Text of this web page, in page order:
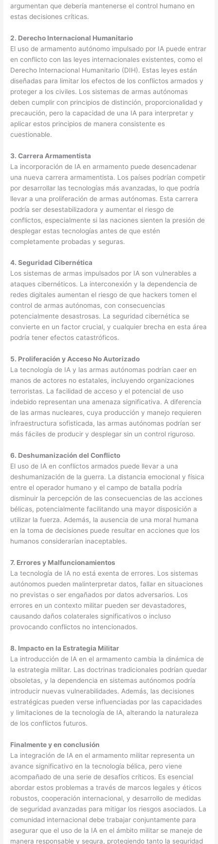
argumentan que debería mantenerse el control humano en
estas decisiones críticas.
2. Derecho Internacional Humanitario
El uso de armamento autónomo impulsado por IA puede entrar
en conflicto con las leyes internacionales existentes, como el
Derecho Internacional Humanitario (DIH). Estas leyes están
diseñadas para limitar los efectos de los conflictos armados y
proteger a los civiles. Los sistemas de armas autónomas
deben cumplir con principios de distinción, proporcionalidad y
precaución, pero la capacidad de una IA para interpretar y
aplicar estos principios de manera consistente es
cuestionable.
3. Carrera Armamentista
La incorporación de IA en armamento puede desencadenar
una nueva carrera armamentista. Los países podrían competir
por desarrollar las tecnologías más avanzadas, lo que podría
llevar a una proliferación de armas autónomas. Esta carrera
podría ser desestabilizadora y aumentar el riesgo de
conflictos, especialmente si las naciones sienten la presión de
desplegar estas tecnologías antes de que estén
completamente probadas y seguras.
4. Seguridad Cibernética
Los sistemas de armas impulsados por IA son vulnerables a
ataques cibernéticos. La interconexión y la dependencia de
redes digitales aumentan el riesgo de que hackers tomen el
control de armas autónomas, con consecuencias
potencialmente desastrosas. La seguridad cibernética se
convierte en un factor crucial, y cualquier brecha en esta área
podría tener efectos catastróficos.
5. Proliferación y Acceso No Autorizado
La tecnología de IA y las armas autónomas podrían caer en
manos de actores no estatales, incluyendo organizaciones
terroristas. La facilidad de acceso y el potencial de uso
indebido representan una amenaza significativa. A diferencia
de las armas nucleares, cuya producción y manejo requieren
infraestructura sofisticada, las armas autónomas podrían ser
más fáciles de producir y desplegar sin un control riguroso.
6. Deshumanización del Conflicto
El uso de IA en conflictos armados puede llevar a una
deshumanización de la guerra. La distancia emocional y física
entre el operador humano y el campo de batalla podría
disminuir la percepción de las consecuencias de las acciones
bélicas, potencialmente facilitando una mayor disposición a
utilizar la fuerza. Además, la ausencia de una moral humana
en la toma de decisiones puede resultar en acciones que los
humanos considerarían inaceptables.
7. Errores y Malfuncionamientos
La tecnología de IA no está exenta de errores. Los sistemas
autónomos pueden malinterpretar datos, fallar en situaciones
no previstas o ser engañados por datos adversarios. Los
errores en un contexto militar pueden ser devastadores,
causando daños colaterales significativos o incluso
provocando conflictos no intencionados.
8. Impacto en la Estrategia Militar
La introducción de IA en el armamento cambia la dinámica de
la estrategia militar. Las doctrinas tradicionales podrían quedar
obsoletas, y la dependencia en sistemas autónomos podría
introducir nuevas vulnerabilidades. Además, las decisiones
estratégicas pueden verse influenciadas por las capacidades
y limitaciones de la tecnología de IA, alterando la naturaleza
de los conflictos futuros.
Finalmente y en conclusión
La integración de IA en el armamento militar representa un
avance significativo en la tecnología bélica, pero viene
acompañado de una serie de desafíos críticos. Es esencial
abordar estos problemas a través de marcos legales y éticos
robustos, cooperación internacional, y desarrollo de medidas
de seguridad avanzadas para mitigar los riesgos asociados. La
comunidad internacional debe trabajar conjuntamente para
asegurar que el uso de la IA en el ámbito militar se maneje de
manera responsable y segura, protegiendo tanto la seguridad